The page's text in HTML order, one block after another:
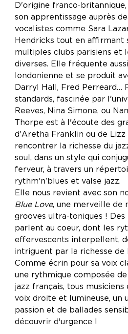
D'origine franco-
son apprentissage auprès
vocalistes comme Sara
Hendricks tout en affirmant
multiples clubs parisiens et
diverses. Elle fréquente
londonienne et se produit
Darryl Hall, Fred Perreard…
standards, fascinée par
Reeves, Nina Simone, ou
Thorpe est à l'écoute des
d'Aretha Franklin ou de
rencontrer la richesse du
soul, dans un style qui
ferveur, à travers un
rythm'n'blues et valse jazz.
Elle nous revient avec son
Blue Love, une merveille de
grooves ultra-toniques ! Des
parlent au coeur, dont les
effervescents interpellent,
intriguent par la richesse de
Comme écrin pour sa voix
une rythmique composée
jazz français, tous musiciens
voix droite et lumineuse, un
passion et de ballades
découvrir d'urgence !